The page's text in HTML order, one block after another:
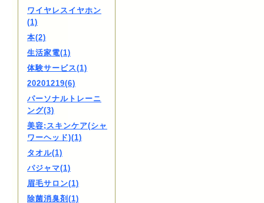
ワイヤレスイヤホン
(1)
本(2)
生活家電(1)
体験サービス(1)
20201219(6)
パーソナルトレーニ
ング(3)
美容;スキンケア(シャ
ワーヘッド)(1)
タオル(1)
パジャマ(1)
眉毛サロン(1)
除菌消臭剤(1)